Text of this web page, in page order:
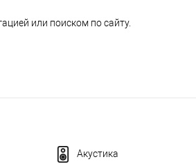
или поиском по сайту.
Акустика